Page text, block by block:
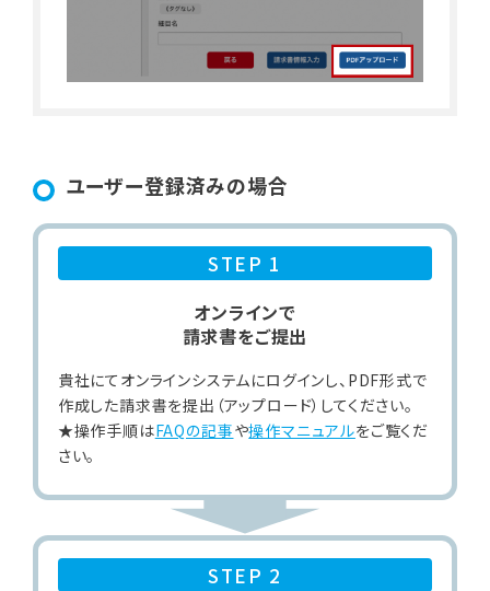
ユーザー登録済みの場合
STEP 1
オンラインで
請求書をご提出
貴社にてオンラインシステムにログインし、PDF形式で
作成した請求書を提出（アップロード）してください。
★操作手順はFAQの記事や操作マニュアルをご覧くだ
さい。
STEP 2